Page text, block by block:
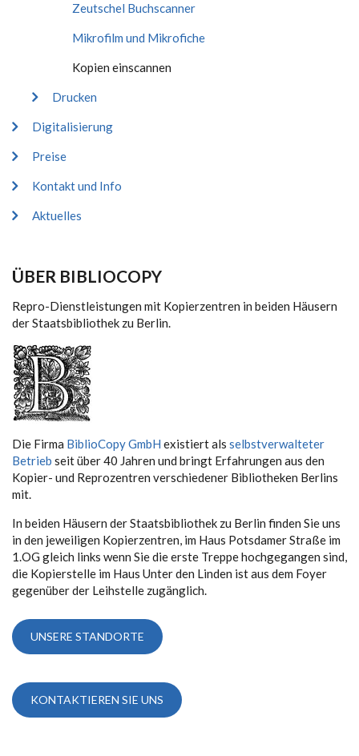
Zeutschel Buchscanner
Mikrofilm und Mikrofiche
Kopien einscannen
Drucken
Digitalisierung
Preise
Kontakt und Info
Aktuelles
ÜBER BIBLIOCOPY
Repro-Dienstleistungen mit Kopierzentren in beiden Häusern
der Staatsbibliothek zu Berlin.
Die Firma BiblioCopy GmbH existiert als selbstverwalteter
Betrieb seit über 40 Jahren und bringt Erfahrungen aus den
Kopier- und Reprozentren verschiedener Bibliotheken Berlins
mit.
In beiden Häusern der Staatsbibliothek zu Berlin finden Sie uns
in den jeweiligen Kopierzentren, im Haus Potsdamer Straße im
1.OG gleich links wenn Sie die erste Treppe hochgegangen sind,
die Kopierstelle im Haus Unter den Linden ist aus dem Foyer
gegenüber der Leihstelle zugänglich.
UNSERE STANDORTE
KONTAKTIEREN SIE UNS